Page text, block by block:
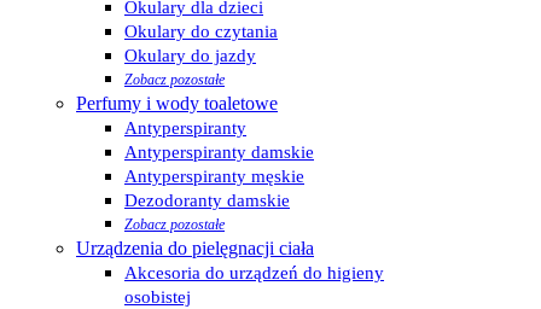
Okulary dla dzieci
Okulary do czytania
Okulary do jazdy
Zobacz pozostałe
Perfumy i wody toaletowe
Antyperspiranty
Antyperspiranty damskie
Antyperspiranty męskie
Dezodoranty damskie
Zobacz pozostałe
Urządzenia do pielęgnacji ciała
Akcesoria do urządzeń do higieny
osobistej